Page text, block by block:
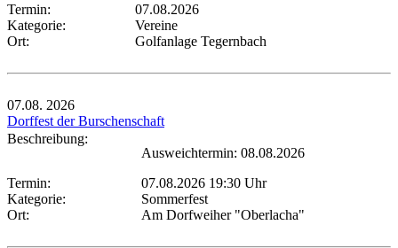
Termin:
07.08.2026
Kategorie:
Vereine
Ort:
Golfanlage Tegernbach
07.08. 2026
Dorffest der Burschenschaft
Beschreibung:
Ausweichtermin: 08.08.2026
Termin:
07.08.2026 19:30 Uhr
Kategorie:
Sommerfest
Ort:
Am Dorfweiher "Oberlacha"